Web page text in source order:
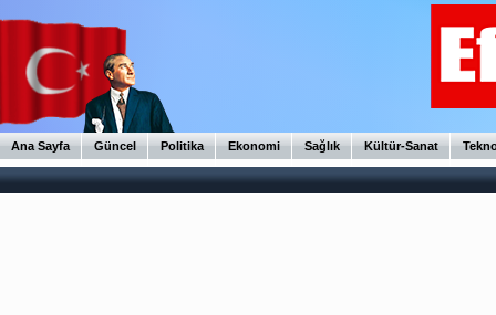
Ana Sayfa Güncel Politika Ekonomi Sağlık Kültür-Sanat